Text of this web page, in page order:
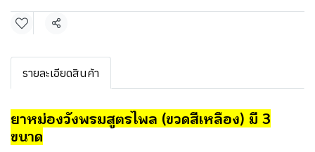
แชร์
รายละเอียดสินค้า
ยาหม่องวังพรมสูตรไพล (ขวดสีเหลือง) มี 3
ขนาด